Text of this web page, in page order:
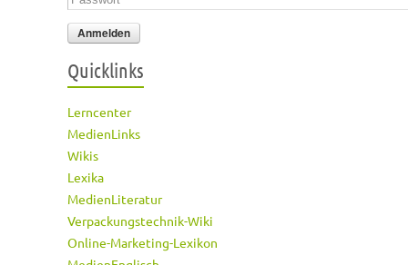
Quicklinks
Lerncenter
MedienLinks
Wikis
Lexika
MedienLiteratur
Verpackungstechnik-Wiki
Online-Marketing-Lexikon